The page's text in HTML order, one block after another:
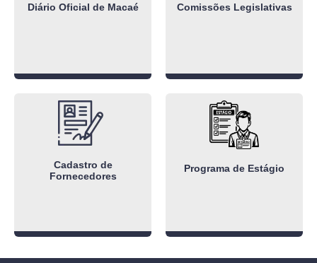
Diário Oficial de Macaé Comissões Legislativas
Cadastro de
Fornecedores
Programa de Estágio